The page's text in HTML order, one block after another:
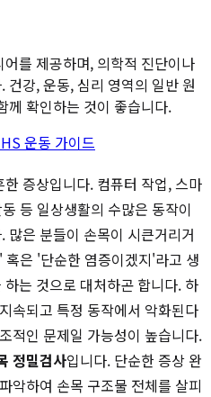
를 제공하며, 의학적 진단이나
건강, 운동, 심리 영역의 일반 원
께 확인하는 것이 좋습니다.
운동 가이드
증상입니다. 컴퓨터 작업, 스마
등 일상생활의 수많은 동작이
많은 분들이 손목이 시큰거리거
은 '단순한 염증이겠지'라고 생
는 것으로 대처하곤 합니다. 하
속되고 특정 동작에서 악화된다
적인 문제일 가능성이 높습니다.
정밀검사입니다. 단순한 증상 완
악하여 손목 구조물 전체를 살피